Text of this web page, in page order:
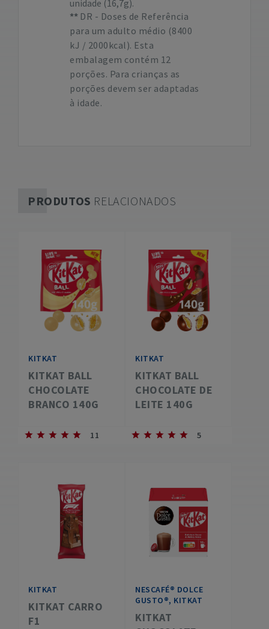
unidade (16,7g).
DR - Doses de Referência
para um adulto médio (8400
kJ / 2000kcal). Esta
embalagem contém 12
porções. Para crianças as
porções devem ser adaptadas
à idade.
PRODUTOS RELACIONADOS
KITKAT
KITKAT BALL
CHOCOLATE
BRANCO 140G
11
KITKAT
KITKAT BALL
CHOCOLATE DE
LEITE 140G
5
KITKAT
KITKAT CARRO
F1
NESCAFÉ® DOLCE
GUSTO®, KITKAT
KITKAT